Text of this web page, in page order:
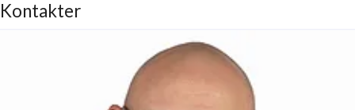
Kontakter